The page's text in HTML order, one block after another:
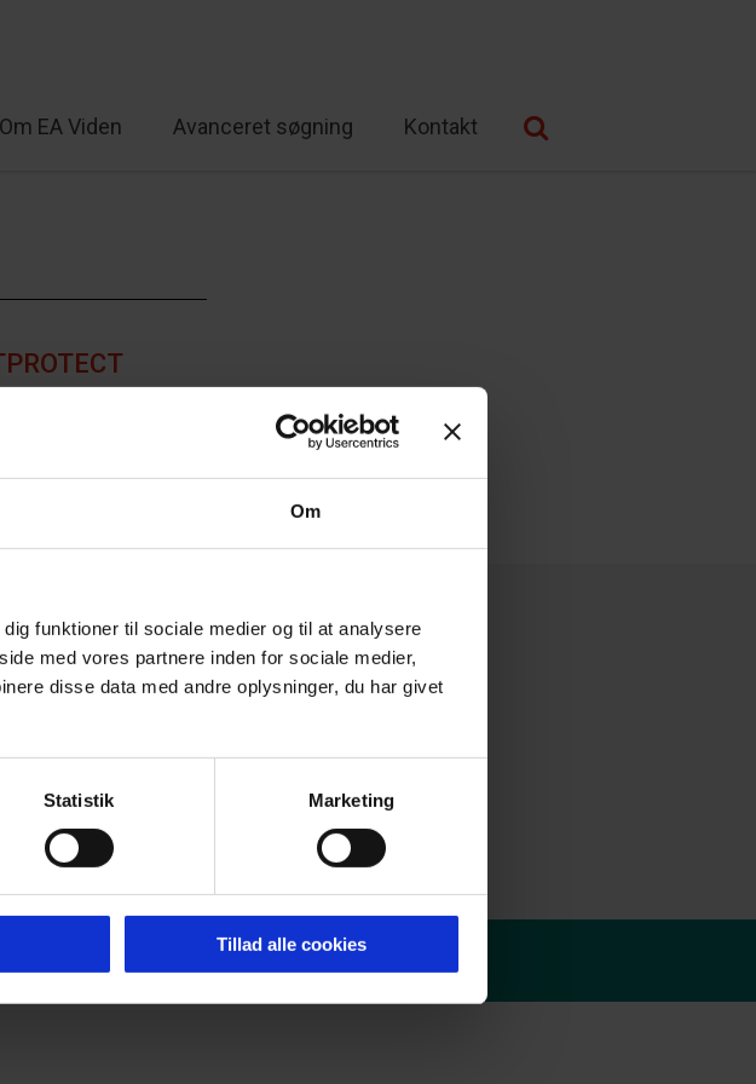
Om
funktioner til sociale medier og til at analysere
med vores partnere inden for sociale medier,
disse data med andre oplysninger, du har givet
Statistik Marketing
Tillad alle cookies
Om EA Viden Avanceret søgning Kontakt
Cookie Politik- Redaktør login